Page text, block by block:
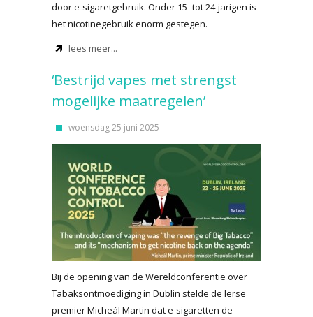
door e-sigaretgebruik. Onder 15- tot 24-jarigen is
het nicotinegebruik enorm gestegen.
lees meer...
‘Bestrijd vapes met strengst
mogelijke maatregelen’
woensdag 25 juni 2025
Bij de opening van de Wereldconferentie over
Tabaksontmoediging in Dublin stelde de Ierse
premier Micheál Martin dat e-sigaretten de